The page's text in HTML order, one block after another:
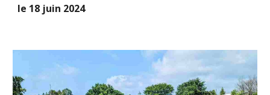
le 18 juin 2024